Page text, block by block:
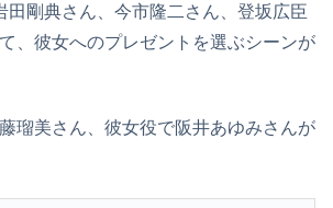
田剛典さん、今市隆二さん、登坂広臣
、彼女へのプレゼントを選ぶシーンが
瑠美さん、彼女役で阪井あゆみさんが